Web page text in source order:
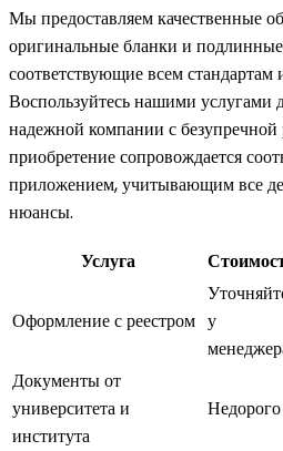
Мы предоставляем качественные
оригинальные бланки и
соответствующие всем стандартам
Воспользуйтесь нашими услугами
надежной компании с
приобретение сопровождается
приложением, учитывающим все
нюансы.
Услуга
Оформление с реестром у
Документы от
университета и
института
Недорого